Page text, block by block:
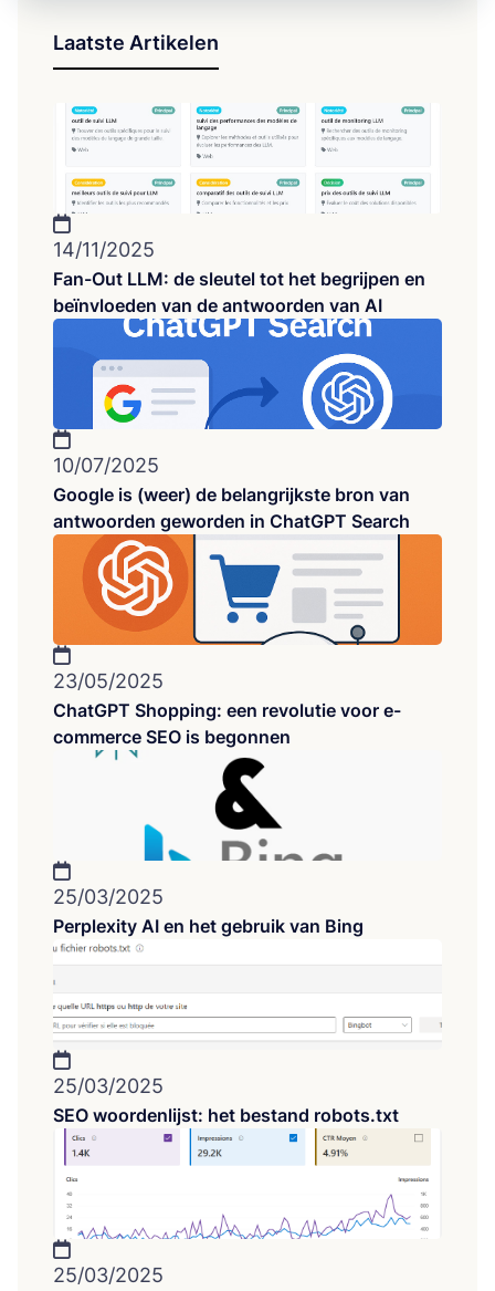
Laatste Artikelen
14/11/2025
Fan-Out LLM: de sleutel tot het begrijpen en
beïnvloeden van de antwoorden van AI
10/07/2025
Google is (weer) de belangrijkste bron van
antwoorden geworden in ChatGPT Search
23/05/2025
ChatGPT Shopping: een revolutie voor e-
commerce SEO is begonnen
25/03/2025
Perplexity AI en het gebruik van Bing
25/03/2025
SEO woordenlijst: het bestand robots.txt
25/03/2025